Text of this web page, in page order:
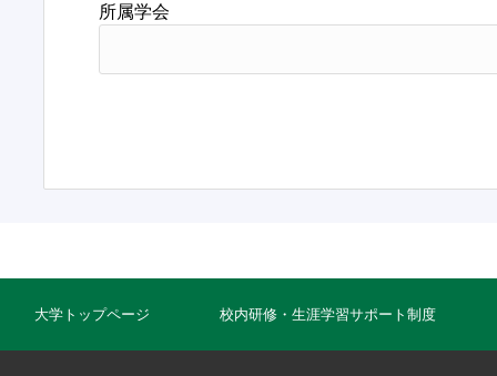
所属学会
大学トップページ 校内研修・生涯学習サポート制度